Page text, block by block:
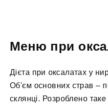
Меню при
Дієта при оксалатах у
Об'єм основних страв –
склянці. Розроблено